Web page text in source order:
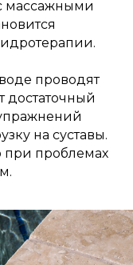
массажными
проводят
достаточный
на суставы.
проблемах